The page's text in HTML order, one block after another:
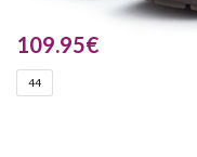
109.95€
44